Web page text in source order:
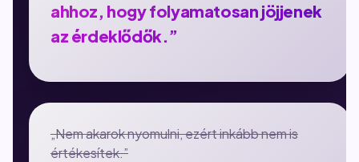
ahhoz, hogy folyamatosan jöjjenek
az érdeklődők.”
„Nem akarok nyomulni, ezért inkább nem is
értékesítek.”